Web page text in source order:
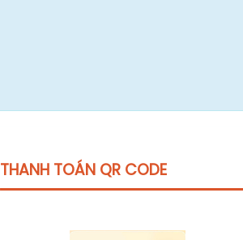
THANH TOÁN QR CODE